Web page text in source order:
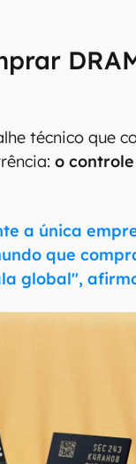
técnico que
o
a única
que
global",